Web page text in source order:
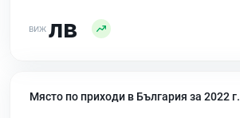
лв
Място по приходи в България за 2022 г.